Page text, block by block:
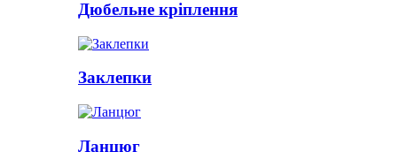
Дюбельне кріплення
Заклепки
Ланцюг